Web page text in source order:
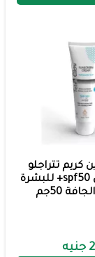
تتراجلو
واقي شمس spf50+ للبشرة
50جم